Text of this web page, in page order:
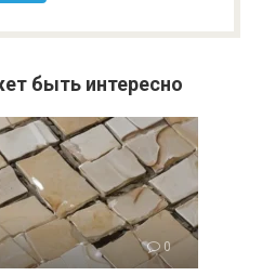
быть интересно
0